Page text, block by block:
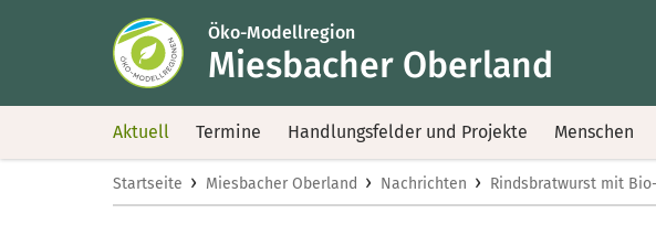
Öko-Modellregion
Miesbacher Oberland
Aktuell Termine Handlungsfelder und Projekte Menschen
Startseite › Miesbacher Oberland › Nachrichten › Rindsbratwurst mit